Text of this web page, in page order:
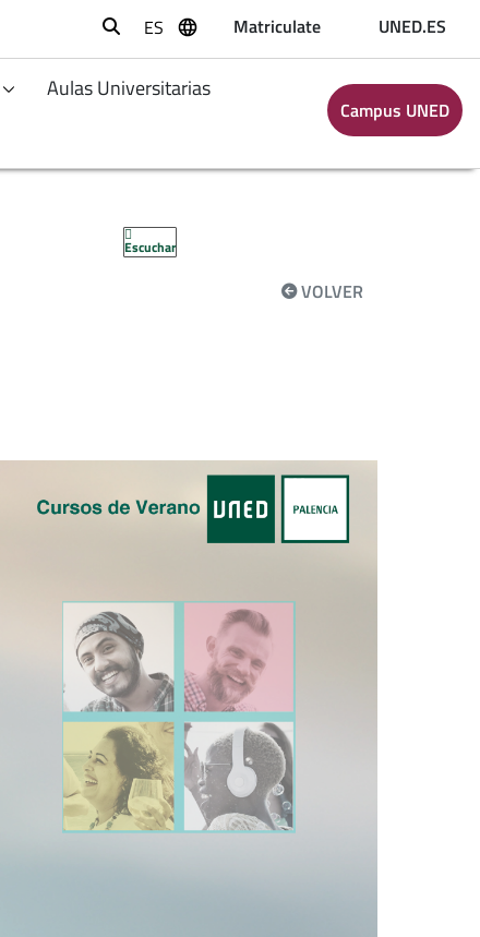
Buscar
ES Matriculate UNED.ES
Aulas Universitarias
Campus UNED
Escuchar
VOLVER